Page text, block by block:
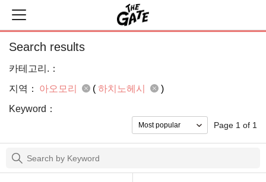
Search results
카테고리.：
지역：
아오모리 ( 하치노헤시
)
Keyword：
Page 1 of 1